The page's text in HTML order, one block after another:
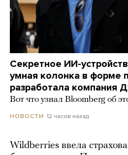
Секретное ИИ-
умная колонка в форме
разработала компания
Вот что узнал Bloomberg об
НОВОСТИ 12 часов назад
Wildberries ввела